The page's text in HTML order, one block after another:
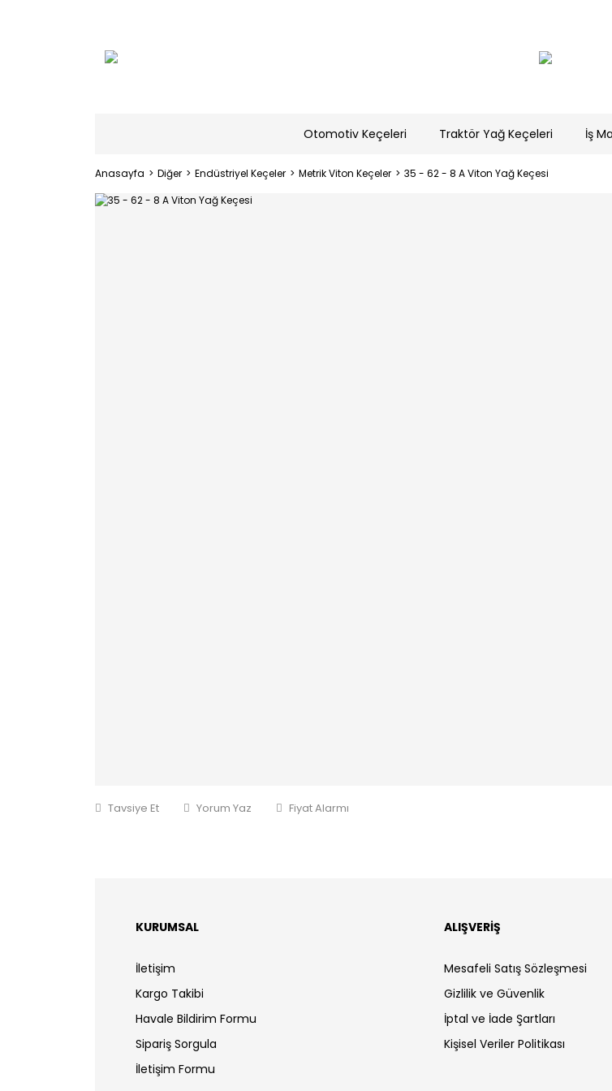
Otomotiv Keçeleri Traktör Yağ Keçeleri İş
Anasayfa Diğer Endüstriyel Keçeler Metrik Viton Keçeler 35 - 62 - 8 A Viton Yağ Keçesi
Tavsiye Et Yorum Yaz Fiyat Alarmı
KURUMSAL
İletişim
Kargo Takibi
Havale Bildirim Formu
Sipariş Sorgula
İletişim Formu
ALIŞVERİŞ
Mesafeli Satış Sözleşmesi
Gizlilik ve Güvenlik
İptal ve İade Şartları
Kişisel Veriler Politikası